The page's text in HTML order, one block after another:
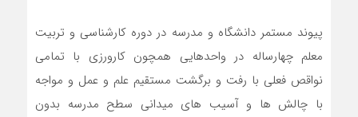
پیوند مستمر دانشگاه و مدرسه در دوره کارشناسی و تربیت
معلم چهارساله در واحدهایی همچون کارورزی با تمامی
نواقص فعلی با رفت و برگشت مستقیم علم و عمل و مواجه
با چالش ها و آسیب های میدانی سطح مدرسه بدون